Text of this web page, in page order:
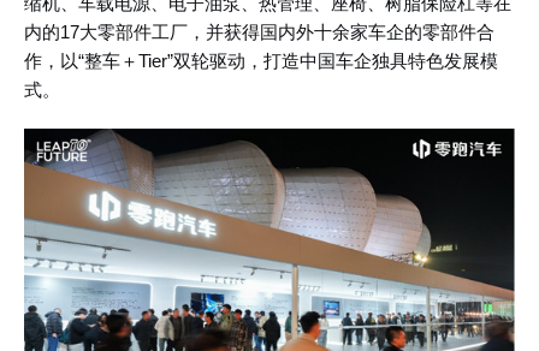
内的17大零部件工厂，并获得国内外十余家车企的零部件合
作，以“整车＋Tier”双轮驱动，打造中国车企独具特色发展模
式。